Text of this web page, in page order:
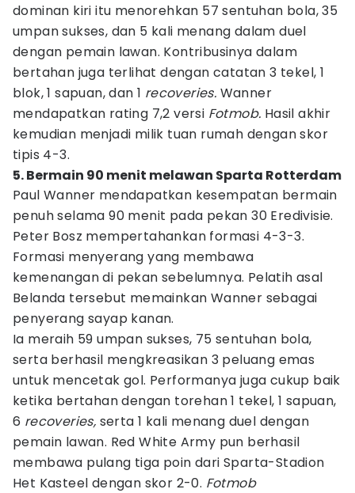
dominan kiri itu menorehkan 57 sentuhan bola, 35
umpan sukses, dan 5 kali menang dalam duel
dengan pemain lawan. Kontribusinya dalam
bertahan juga terlihat dengan catatan 3 tekel, 1
blok, 1 sapuan, dan 1 recoveries. Wanner
mendapatkan rating 7,2 versi Fotmob. Hasil akhir
kemudian menjadi milik tuan rumah dengan skor
tipis 4-3.
5. Bermain 90 menit melawan Sparta Rotterdam
Paul Wanner mendapatkan kesempatan bermain
penuh selama 90 menit pada pekan 30 Eredivisie.
Peter Bosz mempertahankan formasi 4-3-3.
Formasi menyerang yang membawa
kemenangan di pekan sebelumnya. Pelatih asal
Belanda tersebut memainkan Wanner sebagai
penyerang sayap kanan.
Ia meraih 59 umpan sukses, 75 sentuhan bola,
serta berhasil mengkreasikan 3 peluang emas
untuk mencetak gol. Performanya juga cukup baik
ketika bertahan dengan torehan 1 tekel, 1 sapuan,
6 recoveries, serta 1 kali menang duel dengan
pemain lawan. Red White Army pun berhasil
membawa pulang tiga poin dari Sparta-Stadion
Het Kasteel dengan skor 2-0. Fotmob